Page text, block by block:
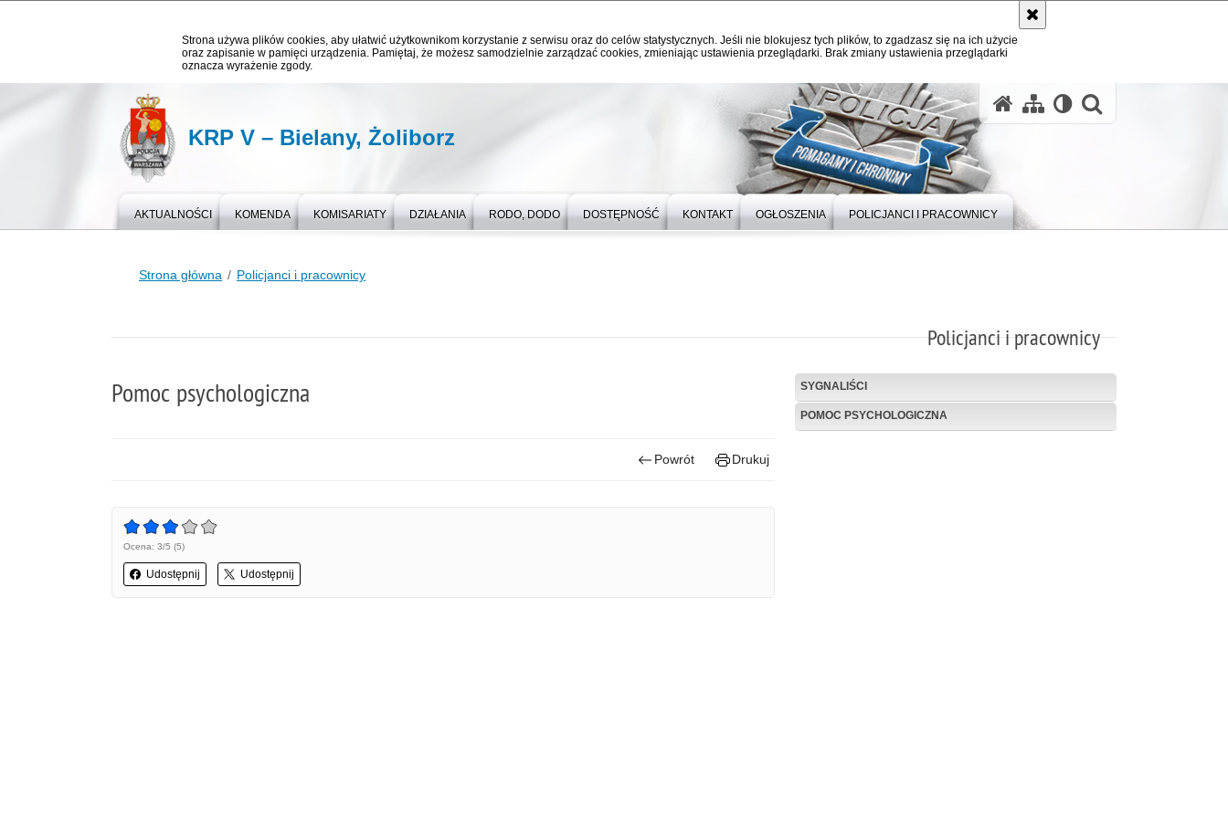
Strona używa plików cookies, aby ułatwić użytkownikom korzystanie z serwisu oraz do celów statystycznych. Jeśli nie blokujesz tych plików, to zgadzasz się na ich użycie
oraz zapisanie w pamięci urządzenia. Pamiętaj, że możesz samodzielnie zarządzać cookies, zmieniając ustawienia przeglądarki. Brak zmiany ustawienia przeglądarki
oznacza wyrażenie zgody.
KRP V – Bielany, Żoliborz
AKTUALNOŚCI KOMENDA KOMISARIATY DZIAŁANIA RODO, DODO DOSTĘPNOŚĆ KONTAKT OGŁOSZENIA POLICJANCI I PRACOWNICY
Strona główna Policjanci i pracownicy
Policjanci i pracownicy
Pomoc psychologiczna
Powrót Drukuj
Ocena: 3/5 (5)
Udostępnij Udostępnij
SYGNALIŚCI
POMOC PSYCHOLOGICZNA